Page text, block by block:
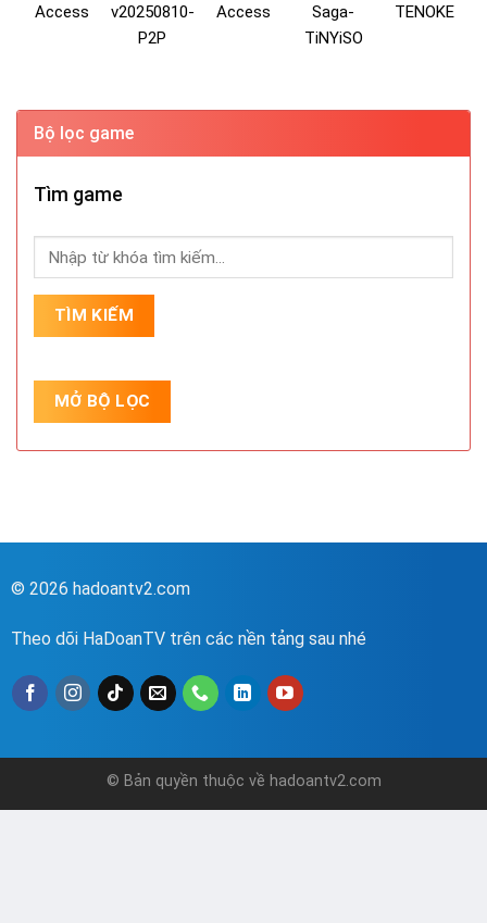
Access
v20250810-
P2P
Access
Saga-
TiNYiSO
TENOKE
Bộ lọc game
Tìm game
© 2026 hadoantv2.com
Theo dõi HaDoanTV trên các nền tảng sau nhé
© Bản quyền thuộc về hadoantv2.com